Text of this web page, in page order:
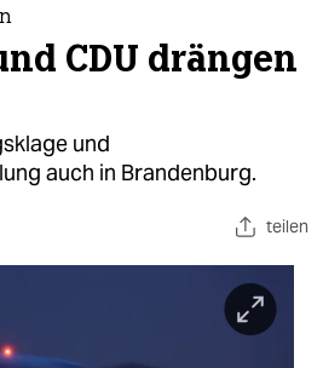
CDU drängen
und
auch in Brandenburg.
teilen